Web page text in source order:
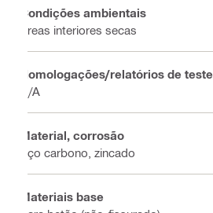
Condições ambientais
Áreas interiores secas
Homologações/relatórios de teste
N/A
Material, corrosão
Aço carbono, zincado
Materiais base